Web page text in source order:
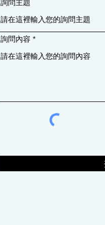
詢問主題
詢問內容